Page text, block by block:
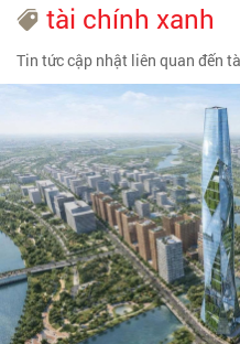
tài chính xanh
Tin tức cập nhật liên quan đến